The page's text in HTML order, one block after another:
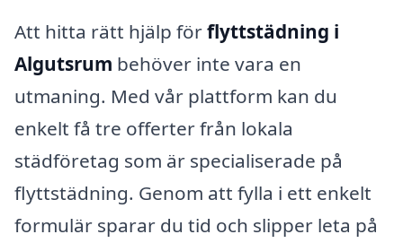
Att hitta rätt hjälp förflyttstädning i
Algutsrum behöver inte vara en
utmaning. Med vår plattform kan du
enkelt få tre offerter från lokala
städföretag som är specialiserade på
flyttstädning. Genom att fylla i ett enkelt
formulär sparar du tid och slipper leta på